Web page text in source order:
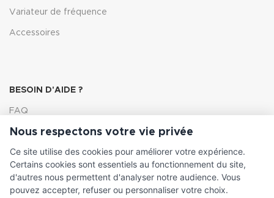
Variateur de fréquence
Accessoires
BESOIN D'AIDE ?
FAQ
Lexique
Comment choisir ma pompe
Nous respectons votre vie privée
Ce site utilise des cookies pour améliorer votre expérience.
Certains cookies sont essentiels au fonctionnement du site,
d'autres nous permettent d'analyser notre audience. Vous
pouvez accepter, refuser ou personnaliser votre choix.